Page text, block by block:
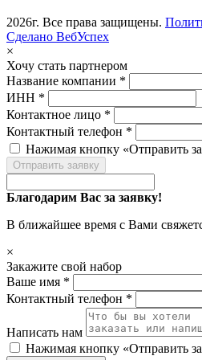
2026г. Все права защищены.
Сделано ВебУспех
×
Хочу стать партнером
Название компании *
ИНН *
Контактное лицо *
Контактный телефон *
Нажимая кнопку «Отправить
Отправить заявку
Благодарим Вас за заявку!
В ближайшее время с Вами
×
Закажите свой набор
Ваше имя *
Контактный телефон *
Написать нам
Нажимая кнопку «Отправить